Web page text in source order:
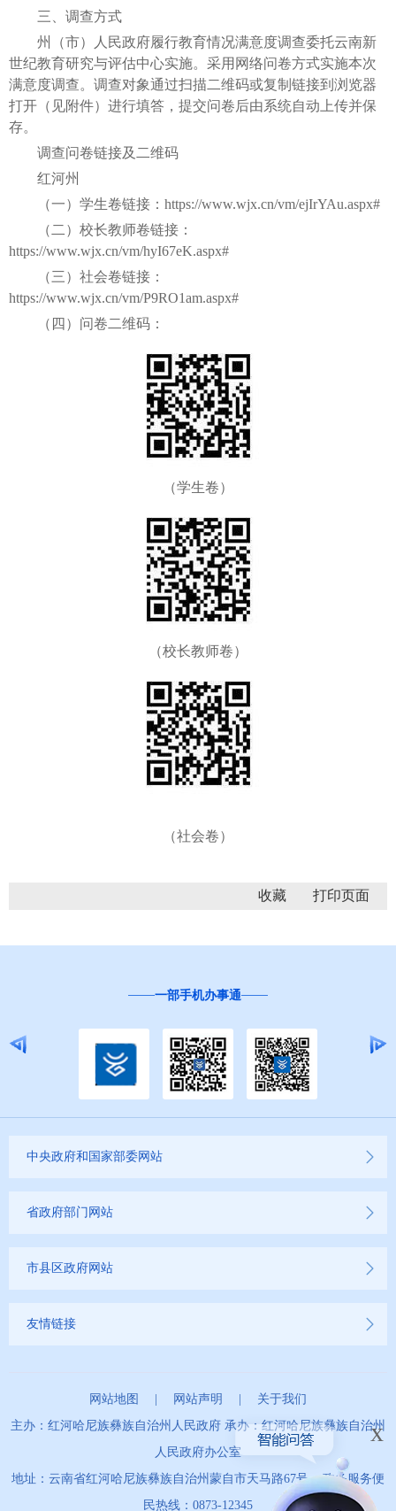
三、调查方式
州（市）人民政府履行教育情况满意度调查委托云南新
世纪教育研究与评估中心实施。采用网络问卷方式实施本次
满意度调查。调查对象通过扫描二维码或复制链接到浏览器
打开（见附件）进行填答，提交问卷后由系统自动上传并保
存。
调查问卷链接及二维码
红河州
（一）学生卷链接：https://www.wjx.cn/vm/ejIrYAu.aspx#
（二）校长教师卷链接：
https://www.wjx.cn/vm/hyI67eK.aspx#
（三）社会卷链接：
https://www.wjx.cn/vm/P9RO1am.aspx#
（四）问卷二维码：
（学生卷）
（校长教师卷）
（社会卷）
收藏
一部手机办事通
中央政府和国家部委网站
省政府部门网站
市县区政府网站
友情链接
网站地图 网站声明
关于我们
主办：红河哈尼族彝族自治州人民政府 承办：红河哈尼族彝族自治州
人民政府办公室
地址：云南省红河哈尼族彝族自治州蒙自市天马路67号 政务服务便
民热线：0873-12345
x